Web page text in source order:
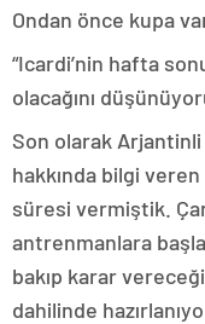
Ondan önce kupa
“Icardi’nin hafta
olacağını
Son olarak
hakkında bilgi
süresi vermiştik.
antrenmanlara
bakıp karar
dahilinde